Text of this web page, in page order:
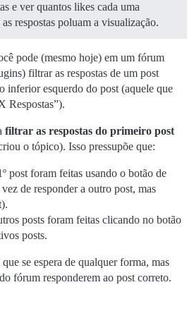
e ver quantos likes cada uma
respostas poluam a visualização.
pode (mesmo hoje) em um fórum
filtrar as respostas de um post
inferior esquerdo do post (aquele que
Respostas”).
filtrar as respostas do primeiro post
o tópico). Isso pressupõe que:
post foram feitas usando o botão de
de responder a outro post, mas
posts foram feitas clicando no botão
posts.
se espera de qualquer forma, mas
fórum responderem ao post correto.